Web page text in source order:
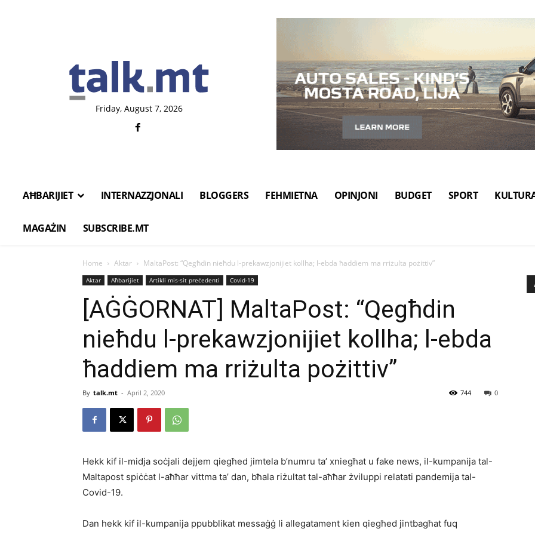
Friday, August 7, 2026
AĦBARIJIET INTERNAZZJONALI BLOGGERS FEHMIETNA OPINJONI BUDGET SPORT
MAGAŻIN SUBSCRIBE.MT
Home Aktar MaltaPost: “Qegħdin nieħdu l-prekawzjonijiet kollha; l-ebda ħaddiem ma rriżulta pożittiv”
Aktar Aħbarijiet Artikli mis-sit preċedenti Covid-19
[AĠĠORNAT] MaltaPost: “Qegħdin
nieħdu l-prekawzjonijiet kollha; l-ebda
ħaddiem ma rriżulta pożittiv”
By talk.mt - April 2, 2020 0
744
Hekk kif il-midja soċjali dejjem qiegħed jimtela b’numru ta’ xniegħat u fake news, il-kumpanija tal-
Maltapost spiċċat l-aħħar vittma ta’ dan, bħala riżultat tal-aħħar żviluppi relatati pandemija tal-
Covid-19.
Dan hekk kif il-kumpanija ppubblikat messaġġ li allegatament kien qiegħed jintbagħat fuq